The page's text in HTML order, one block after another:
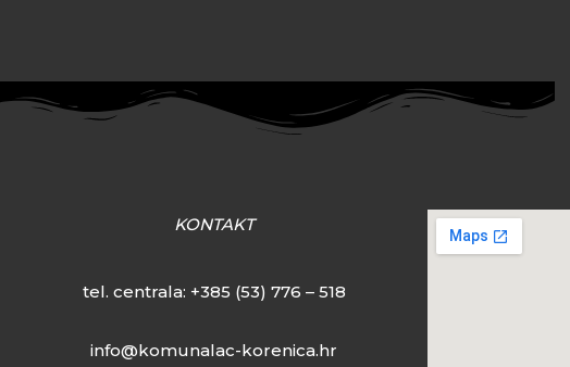
KONTAKT
tel. centrala: +385 (53) 776 – 518
info@komunalac-korenica.hr